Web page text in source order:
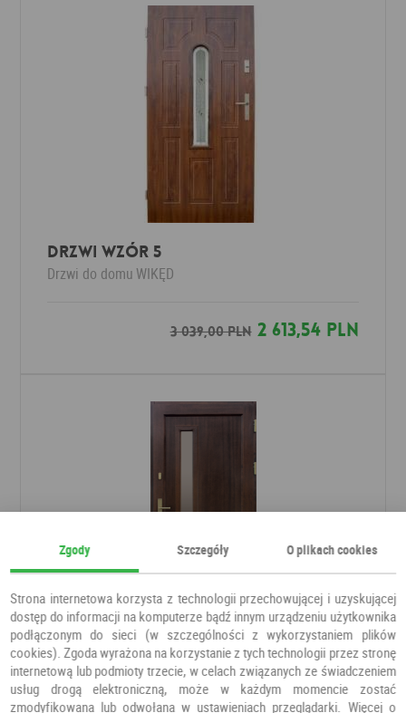
Drzwi Wzór 5
Drzwi do domu WIKĘD
3 039,00 PLN2 613,54 PLN
Drzwi Merida
Drzwi do domuDOOR'SY
Zgody Szczegóły O plikach cookies
Strona internetowa korzysta z technologii przechowującej i uzyskującej
dostęp do informacji na komputerze bądź innym urządzeniu użytkownika
podłączonym do sieci (w szczególności z wykorzystaniem plików
cookies). Zgoda wyrażona na korzystanie z tych technologii przez stronę
internetową lub podmioty trzecie, w celach związanych ze świadczeniem
usług drogą elektroniczną, może w każdym momencie zostać
zmodyfikowana lub odwołana w ustawieniach przeglądarki. Więcej o